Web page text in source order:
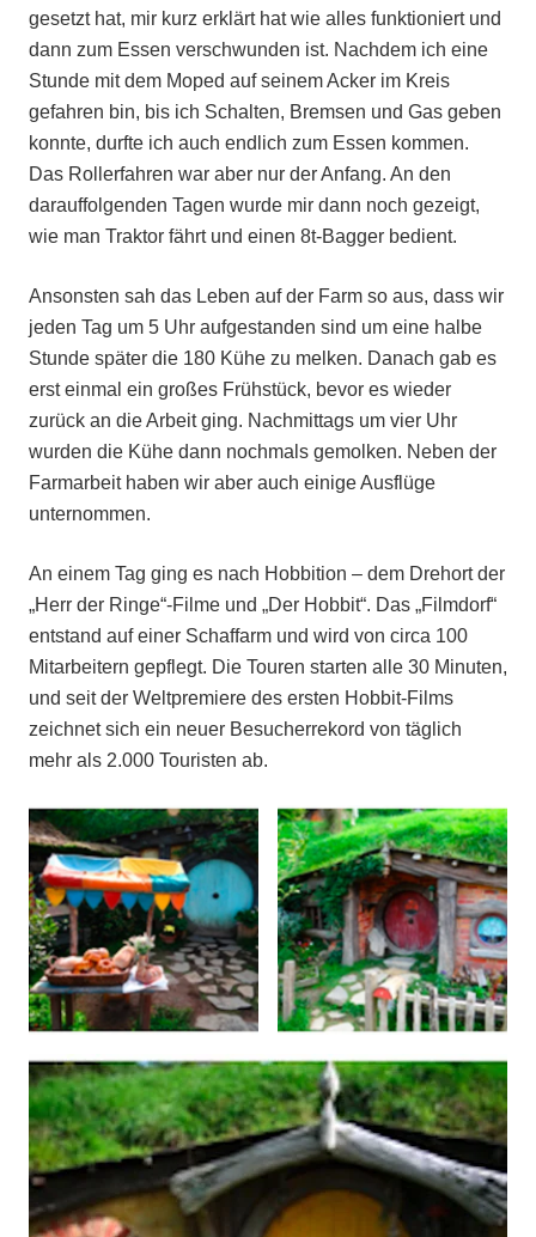
gesetzt hat, mir kurz erklärt hat wie alles funktioniert und
dann zum Essen verschwunden ist. Nachdem ich eine
Stunde mit dem Moped auf seinem Acker im Kreis
gefahren bin, bis ich Schalten, Bremsen und Gas geben
konnte, durfte ich auch endlich zum Essen kommen.
Das Rollerfahren war aber nur der Anfang. An den
darauffolgenden Tagen wurde mir dann noch gezeigt,
wie man Traktor fährt und einen 8t-Bagger bedient.
Ansonsten sah das Leben auf der Farm so aus, dass wir
jeden Tag um 5 Uhr aufgestanden sind um eine halbe
Stunde später die 180 Kühe zu melken. Danach gab es
erst einmal ein großes Frühstück, bevor es wieder
zurück an die Arbeit ging. Nachmittags um vier Uhr
wurden die Kühe dann nochmals gemolken. Neben der
Farmarbeit haben wir aber auch einige Ausflüge
unternommen.
An einem Tag ging es nach Hobbition – dem Drehort der
„Herr der Ringe“-Filme und „Der Hobbit“. Das „Filmdorf“
entstand auf einer Schaffarm und wird von circa 100
Mitarbeitern gepflegt. Die Touren starten alle 30 Minuten,
und seit der Weltpremiere des ersten Hobbit-Films
zeichnet sich ein neuer Besucherrekord von täglich
mehr als 2.000 Touristen ab.